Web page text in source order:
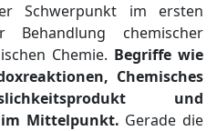
Schwerpunkt im ersten
chemischer
Chemie. Begriffe wie
Chemisches
und
Mittelpunkt. Gerade die